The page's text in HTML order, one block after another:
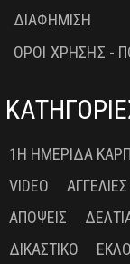
ΔΙΑΦΗΜΙΣΗ
ΟΡΟΙ ΧΡΗΣΗΣ -
1Η ΗΜΕΡΊΔΑ
VIDEO
ΑΠΌΨΕΙΣ
ΔΙΚΑΣΤΙΚΌ